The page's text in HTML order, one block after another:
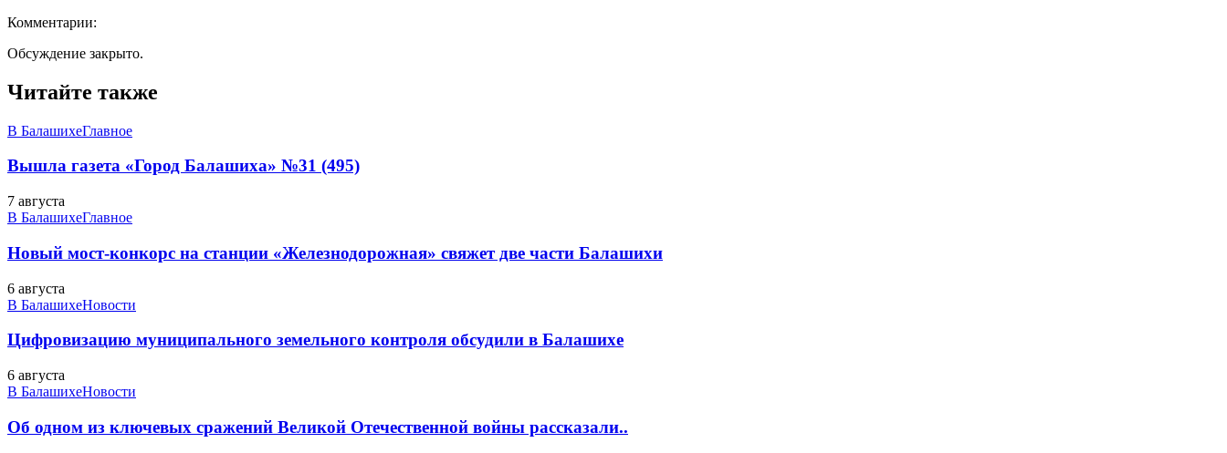
Комментарии:
Обсуждение закрыто.
Читайте также
В БалашихеГлавное
Вышла газета «Город Балашиха» №31 (495)
7 августа
В БалашихеГлавное
Новый мост-конкорс на станции «Железнодорожная» свяжет две части Балашихи
6 августа
В БалашихеНовости
Цифровизацию муниципального земельного контроля обсудили в Балашихе
6 августа
В БалашихеНовости
Об одном из ключевых сражений Великой Отечественной войны рассказали..